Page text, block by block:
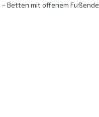
Betten mit offenem Fußende